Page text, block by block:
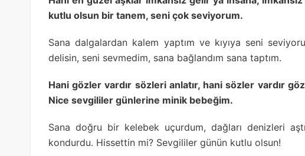
kutlu olsun bir tanem, seni çok seviyorum.
Sana dalgalardan kalem yaptım ve kıyıya seni
delisin, seni sevmedim, sana bağlandım sana taptım.
Hani gözler vardır sözleri anlatır, hani sözler vardır
Nice sevgililer günlerine minik bebeğim.
Sana doğru bir kelebek uçurdum, dağları denizleri
kondurdu. Hissettin mi? Sevgililer günün kutlu olsun!